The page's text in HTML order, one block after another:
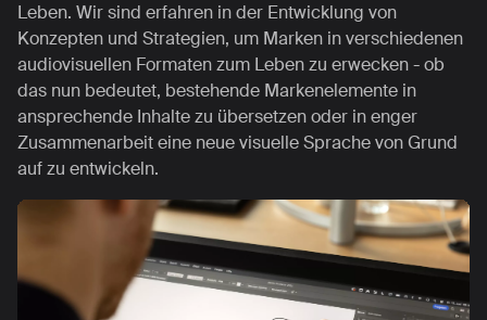
Leben. Wir sind erfahren in der Entwicklung von
Konzepten und Strategien, um Marken in verschiedenen
audiovisuellen Formaten zum Leben zu erwecken - ob
das nun bedeutet, bestehende Markenelemente in
ansprechende Inhalte zu übersetzen oder in enger
Zusammenarbeit eine neue visuelle Sprache von Grund
auf zu entwickeln.